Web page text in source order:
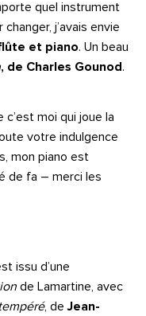
quel instrument
j’avais envie
et piano. Un beau
, de Charles Gounod.
moi qui joue la
votre indulgence
mon piano est
de fa – merci les
issu d’une
de Lamartine, avec
, deJean-